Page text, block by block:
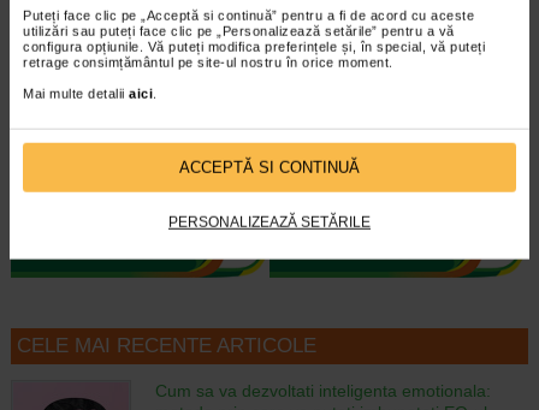
Puteți face clic pe „Acceptă si continuă” pentru a fi de acord cu aceste
utilizări sau puteți face clic pe „Personalizează setările” pentru a vă
configura opțiunile. Vă puteți modifica preferințele și, în special, vă puteți
retrage consimțământul pe site-ul nostru în orice moment.
Mai multe detalii aici.
ACCEPTĂ SI CONTINUĂ
PERSONALIZEAZĂ SETĂRILE
Crema reparatoare Cicabio
Este un produs de ingrijire a pielii
ultra-reparator care calmeaza si
previne cicatricile. Poate fi folosit…
Avène XeraCalm A.D este un ulei
de curatare special creat pentru
pielea uscata a sugarilor, copiilor…
CELE MAI RECENTE ARTICOLE
Cum sa va dezvoltati inteligenta emotionala: